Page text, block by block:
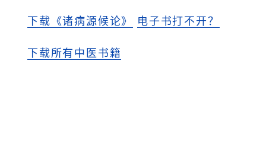
下载《诸病源候论》 电子书打不开？
下载所有中医书籍